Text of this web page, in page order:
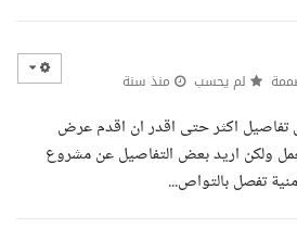
لم يحسب منذ سنة
اكثر حتى اقدر ان اقدم عرض
ولكن اريد بعض التفاصيل عن مشروع
تفصل بالتواص...